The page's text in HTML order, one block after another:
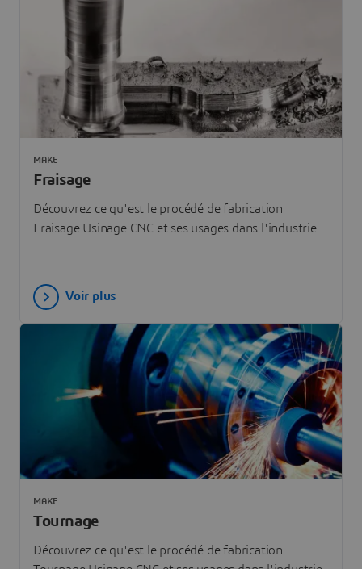
Fraisage
Découvrez ce qu'est le procédé de fabrication
Fraisage Usinage CNC et ses usages dans l'industrie.
MAKE
Voir plus
Tournage
Découvrez ce qu'est le procédé de fabrication
MAKE